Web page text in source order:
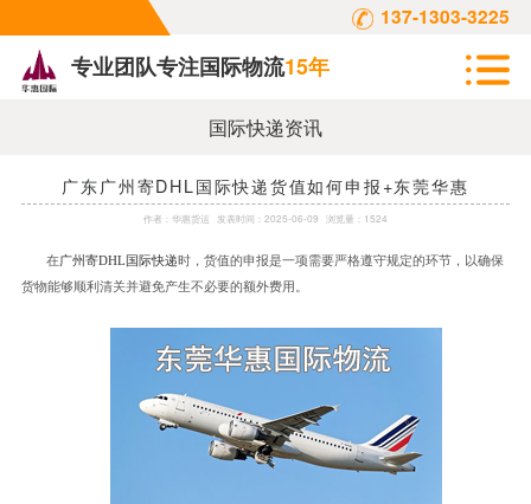
137-1303-3225
专业团队专注国际物流15年
国际快递资讯
广东广州寄DHL国际快递货值如何申报+东莞华惠
作者：华惠货运 发表时间： 2025-06-09 浏览量：1524
在广州寄DHL国际快递时，货值的申报是一项需要严格遵守规定的环节，以确保
货物能够顺利清关并避免产生不必要的额外费用。